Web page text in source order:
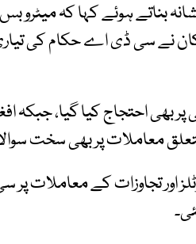
بناتے ہوئے کہا کہ میٹرو
نے سی ڈی اے حکام کی
بھی احتجاج کیا گیا، جبکہ
معاملات پر بھی سخت
اور تجاوزات کے معاملات